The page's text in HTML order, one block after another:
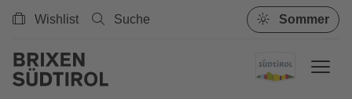
Wishlist Suche Sommer